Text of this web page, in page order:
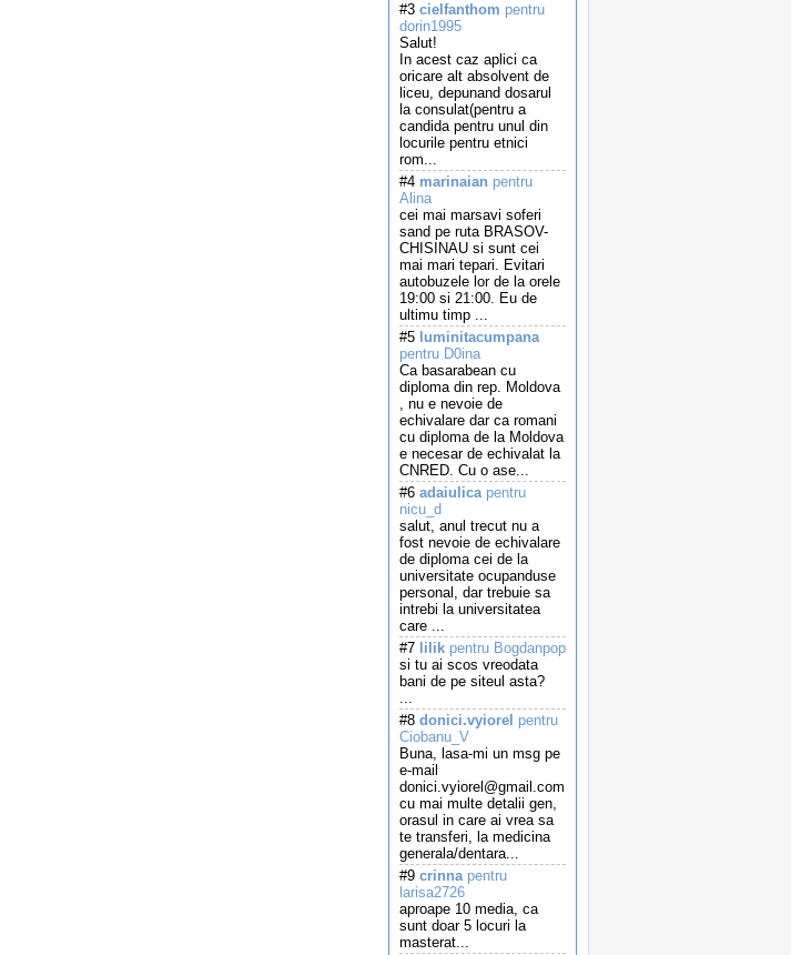
#3 cielfanthom pentru
dorin1995
Salut!
In acest caz aplici ca
oricare alt absolvent de
liceu, depunand dosarul
la consulat(pentru a
candida pentru unul din
locurile pentru etnici
rom...
#4 marinaian pentru
Alina
cei mai marsavi soferi
sand pe ruta BRASOV-
CHISINAU si sunt cei
mai mari tepari. Evitari
autobuzele lor de la orele
19:00 si 21:00. Eu de
ultimu timp ...
#5 luminitacumpana
pentru D0ina
Ca basarabean cu
diploma din rep. Moldova
, nu e nevoie de
echivalare dar ca romani
cu diploma de la Moldova
e necesar de echivalat la
CNRED. Cu o ase...
#6 adaiulicapentru
nicu_d
salut, anul trecut nu a
fost nevoie de echivalare
de diploma cei de la
universitate ocupanduse
personal, dar trebuie sa
intrebi la universitatea
care ...
#7 lilik pentru Bogdanpop
si tu ai scos vreodata
bani de pe siteul asta?
...
#8 donici.vyiorel pentru
Ciobanu_V
Buna, lasa-mi un msg pe
e-mail
donici.vyiorel@gmail.com
cu mai multe detalii gen,
orasul in care ai vrea sa
te transferi, la medicina
generala/dentara...
#9 crinnapentru
larisa2726
aproape 10 media, ca
sunt doar 5 locuri la
masterat...